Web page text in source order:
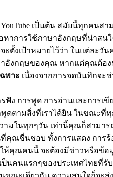
YouTube เป็นต้น สมัยนี้ทุกค
หาการใช้ภาษาอังกฤษที่น่าส
ะตั้งเป้าหมายไว้ว่า ในแต่ละ
อังกฤษของคุณ หากแต่คุณต้อ
พาะ เนื่องจากการจดบันทึกจะ
ฟัง การพูด การอ่านและการเ
ตามสิ่งที่เราได้ยิน ในขณะที่
ในทุกๆวัน เท่านี้คุณก็สามาร
คุณชื่นชอบ ทั้งการแสดง การร้
ให้คุณคนนี้ จะต้องมีข่าวหรือ
คนแรกๆของประเทศไทยที่